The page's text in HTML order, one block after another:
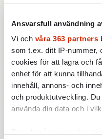
Ansvarsfull användning
Vi och våra 363 partners
som t.ex. ditt IP-nummer,
cookies för att lagra och
enhet för att kunna
innehåll, annons- och
och produktutveckling.
använda din data och i
staten lägga band på
frågan för
Det är orimligt att
en synd att agera
ekonomisk tillväxt.
lever i. Och det